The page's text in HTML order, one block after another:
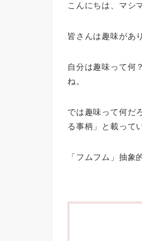
こんにちは、マシ
皆さんは趣味があ
自分は趣味って何
ね。
では趣味って何だ
る事柄」と載って
「フムフム」抽象